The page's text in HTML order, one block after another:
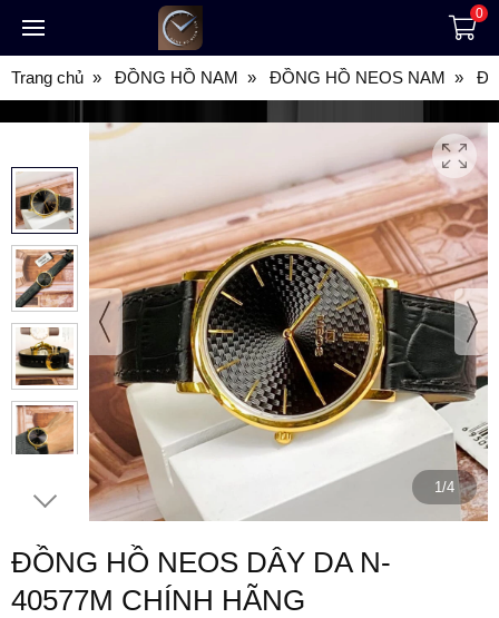
0
Trang chủ ĐỒNG HỒ NAM ĐỒNG HỒ NEOS NAM
1/4
ĐỒNG HỒ NEOS DÂY DA N-
40577M CHÍNH HÃNG